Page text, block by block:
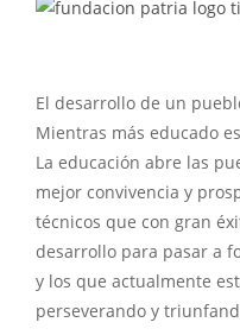
El desarrollo de un
Mientras más educado
La educación abre las
mejor convivencia y
técnicos que con gran
desarrollo para pasar a
y los que actualmente
perseverando y